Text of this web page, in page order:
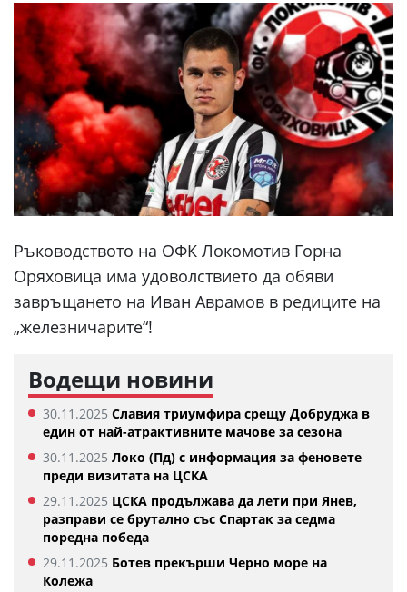
Ръководството на ОФК Локомотив Горна
Оряховица има удоволствието да обяви
завръщането на Иван Аврамов в редиците на
„железничарите“!
Водещи новини
30.11.2025 Славия триумфира срещу Добруджа в
един от най-атрактивните мачове за сезона
30.11.2025 Локо (Пд) с информация за феновете
преди визитата на ЦСКА
29.11.2025 ЦСКА продължава да лети при Янев,
разправи се брутално със Спартак за седма
поредна победа
29.11.2025 Ботев прекърши Черно море на
Колежа